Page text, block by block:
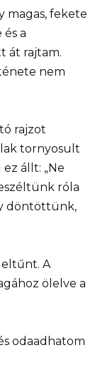
magas, fekete
a
át rajtam.
nem
rajzot
tornyosult
állt: „Ne
róla
döntöttünk,
eltűnt. A
ölelve a
odaadhatom